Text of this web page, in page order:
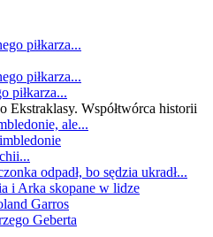
piłkarza...
Ekstraklasy. Współtwórca historii
ale...
odpadł, bo sędzia ukradł...
i Arka skopane w lidze
Garros
Geberta